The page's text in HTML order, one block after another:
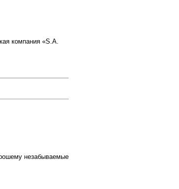
компания «S.A.
незабываемые